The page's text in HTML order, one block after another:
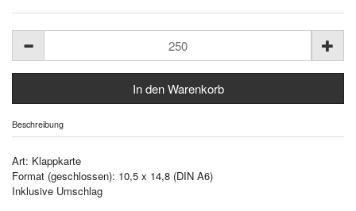
Beschreibung
Art: Klappkarte
Format (geschlossen): 10,5 x 14,8 (DIN A6)
Inklusive Umschlag